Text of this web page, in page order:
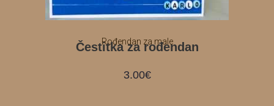
Rođendan za male
Čestitka za rođendan
3.00€